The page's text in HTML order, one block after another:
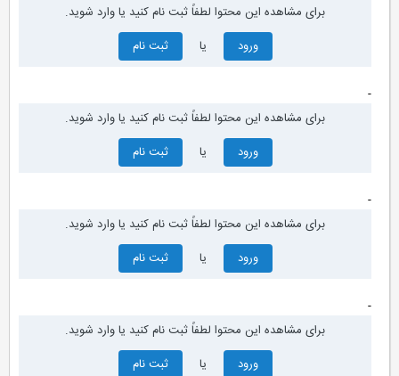
برای مشاهده این محتوا لطفاً ثبت نام کنید یا وارد شوید.
ورود
ثبت نام
برای مشاهده این محتوا لطفاً ثبت نام کنید یا وارد شوید.
ورود
ثبت نام
برای مشاهده این محتوا لطفاً ثبت نام کنید یا وارد شوید.
ورود
ثبت نام
برای مشاهده این محتوا لطفاً ثبت نام کنید یا وارد شوید.
ورود
ثبت نام